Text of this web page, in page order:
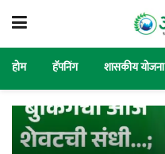
होम हॅपनिंग शासकीय योजना